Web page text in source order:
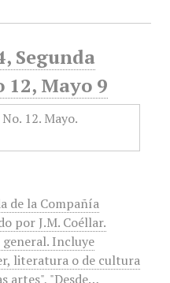
Segunda
12, Mayo 9
de la Compañía
por J.M. Coéllar.
Incluye
literatura o de cultura
artes", "Desde…